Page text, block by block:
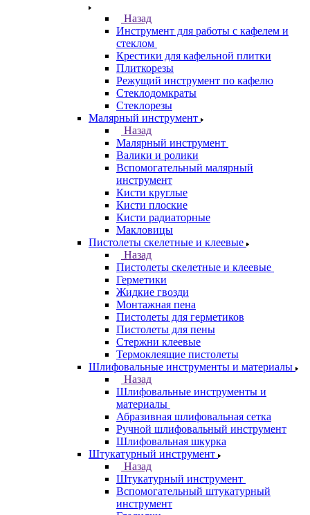
Назад
Инструмент для работы с кафелем и
стеклом
Крестики для кафельной плитки
Плиткорезы
Режущий инструмент по кафелю
Стеклодомкраты
Стеклорезы
Малярный инструмент
Назад
Малярный инструмент
Валики и ролики
Вспомогательный малярный
инструмент
Кисти круглые
Кисти плоские
Кисти радиаторные
Макловицы
Пистолеты скелетные и клеевые
Назад
Пистолеты скелетные и клеевые
Герметики
Жидкие гвозди
Монтажная пена
Пистолеты для герметиков
Пистолеты для пены
Стержни клеевые
Термоклеящие пистолеты
Шлифовальные инструменты и материалы
Назад
Шлифовальные инструменты и
материалы
Абразивная шлифовальная сетка
Ручной шлифовальный инструмент
Шлифовальная шкурка
Штукатурный инструмент
Назад
Штукатурный инструмент
Вспомогательный штукатурный
инструмент